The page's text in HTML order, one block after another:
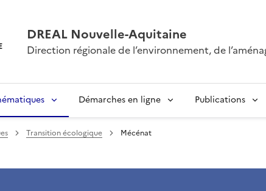
DREAL Nouvelle-Aquitaine
Direction régionale de l’environnement, de
Démarches en ligne Publications
Transition écologique Mécénat